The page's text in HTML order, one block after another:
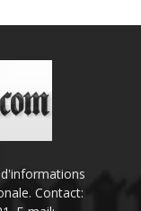
Contact: